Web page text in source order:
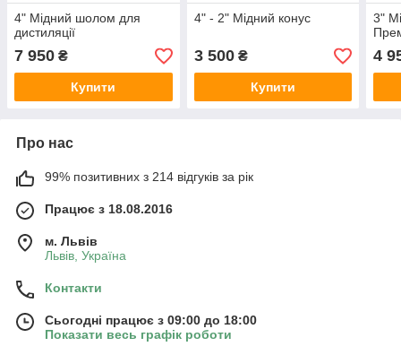
4" Мідний шолом для
дистиляції
7 950 ₴
Купити
4" - 2" Мідний конус
3 500₴
Купити
3"
4
Про нас
99% позитивних з 214 відгуків за рік
Працює з 18.08.2016
м. Львів
Львів, Україна
Контакти
Сьогодні працює з 09:00 до 18:00
Показати весь графік роботи